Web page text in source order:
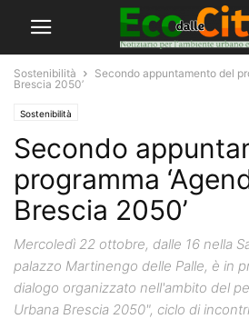
Sostenibilità
Secondo appuntamento del
Brescia 2050’
Sostenibilità
Secondo
programma
Brescia 2050’
Mercoledì 22 ottobre, dalle 16 nella
palazzo Martinengo delle Palle, è in
dialogo organizzato nell'ambito del
Urbana Brescia 2050", ciclo di